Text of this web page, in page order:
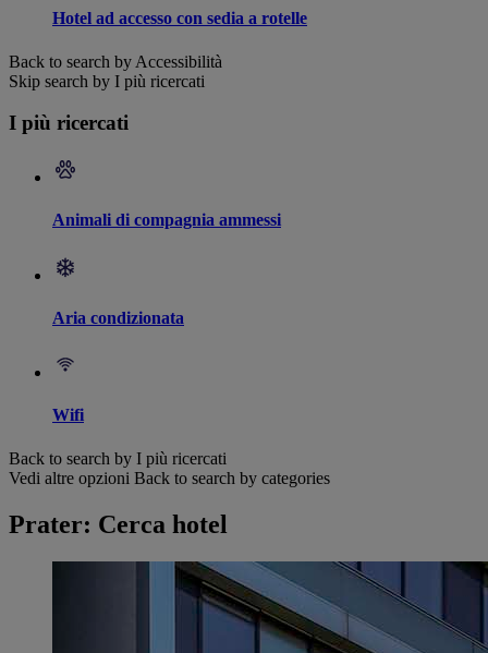
Hotel ad accesso con sedia a rotelle
Back to search by Accessibilità
Skip search by I più ricercati
I più ricercati
Animali di compagnia ammessi
Aria condizionata
Wifi
Back to search by I più ricercati
Vedi altre opzioni Back to search by categories
Prater: Cerca hotel